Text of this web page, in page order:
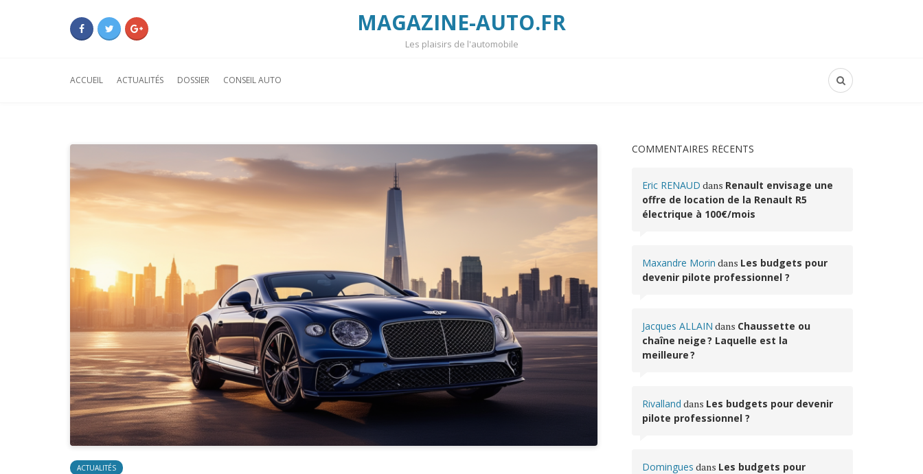
MAGAZINE-AUTO.FR
Les plaisirs de l'automobile
ACCUEIL ACTUALITÉS DOSSIER CONSEIL AUTO
ACTUALITÉS
COMMENTAIRES RÉCENTS
Eric RENAUD dans Renault envisage une
offre de location de la Renault R5
électrique à 100€/mois
Maxandre Morin dans Les budgets pour
devenir pilote professionnel ?
Jacques ALLAIN dans Chaussette ou
chaîne neige ? Laquelle est la
meilleure ?
Rivalland dans Les budgets pour devenir
pilote professionnel ?
Domingues dans Les budgets pour